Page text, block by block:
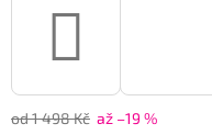
od 1 498 Kč až –19 %